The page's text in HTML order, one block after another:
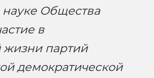
науке Общества
в
партий
демократической